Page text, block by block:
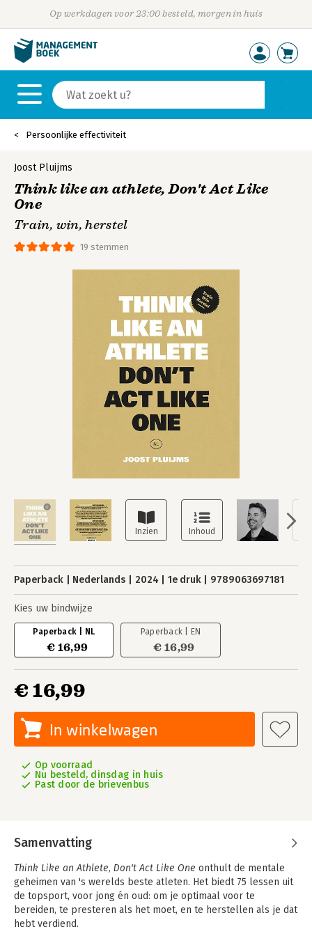
Op werkdagen voor 23:00 besteld, morgen in huis
Persoonlijke effectiviteit
19 stemmen
Joost Pluijms
Think like an athlete, Don't Act Like
One
Train, win, herstel
Paperback Nederlands 2024 1e druk 9789063697181
Kies uw bindwijze
Paperback | NL
€ 16,99
Paperback | EN
€ 16,99
€ 16,99
In winkelwagen
Op voorraad
Nu besteld, dinsdag in huis
Past door de brievenbus
Samenvatting
Think Like an Athlete, Don't Act Like One onthult de mentale
geheimen van 's werelds beste atleten. Het biedt 75 lessen uit
de topsport, voor jong én oud: om je optimaal voor te
bereiden, te presteren als het moet, en te herstellen als je dat
hebt verdiend.